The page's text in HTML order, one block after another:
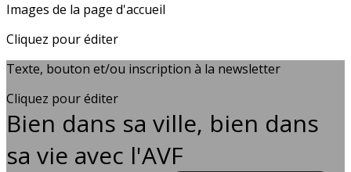
Images de la page d'accueil
Cliquez pour éditer
Texte, bouton et/ou inscription à la newsletter
Cliquez pour éditer
Bien dans sa ville, bien dans
sa vie avec l'AVF